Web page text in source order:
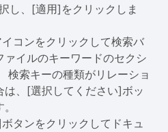
し、[適用]をクリックしま
コンをクリックして検索バ
ァイルのキーワードのセクシ
検索キーの種類がリレーショ
は、[選択してください]ボッ
タンをクリックしてドキュ